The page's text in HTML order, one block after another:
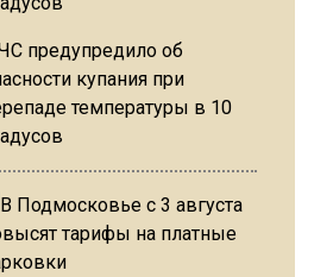
предупредило об
купания при
температуры в 10